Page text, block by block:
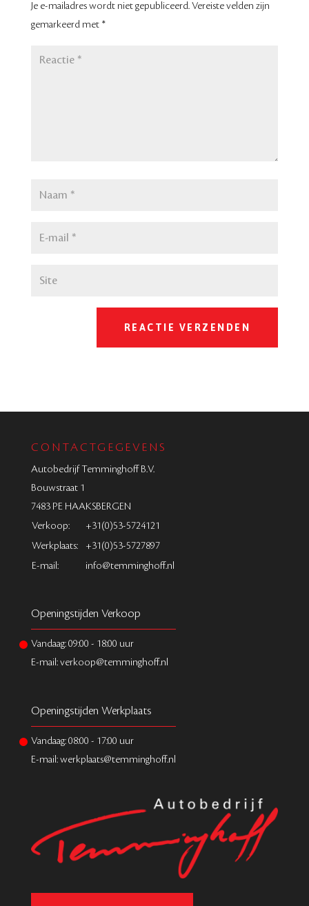
Je e-mailadres wordt niet gepubliceerd. Vereiste velden zijn
gemarkeerd met *
CONTACTGEGEVENS
Autobedrijf Temminghoff B.V.
Bouwstraat 1
7483 PE HAAKSBERGEN
Verkoop:
+31(0)53-5724121
Werkplaats:
+31(0)53-5727897
E-mail:
info@temminghoff.nl
Openingstijden Verkoop
Vandaag:09:00 - 18:00 uur
E-mail: verkoop@temminghoff.nl
Openingstijden Werkplaats
Vandaag:08:00 - 17:00 uur
E-mail: werkplaats@temminghoff.nl